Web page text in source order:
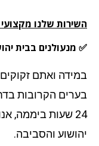
שלנו מקצועי הוגן ופועל 24/
בבית יהושוע 24 שעות ביממה
ואתם זקוקים
הקרובות
24 שעות ביממה, אנו
והסביבה.